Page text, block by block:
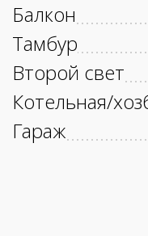
Балкон
Тамбур
Второй свет
Котельная/
Гараж